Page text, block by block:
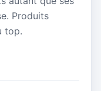
Produits
top.